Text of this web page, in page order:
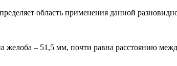
область применения данной
– 51,5 мм, почти равна расстоянию